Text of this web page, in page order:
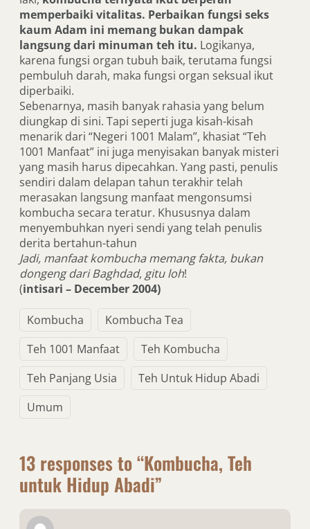
memperbaiki vitalitas. Perbaikan fungsi seks
kaum Adam ini memang bukan dampak
langsung dari minuman teh itu. Logikanya,
karena fungsi organ tubuh baik, terutama fungsi
pembuluh darah, maka fungsi organ seksual ikut
diperbaiki.
Sebenarnya, masih banyak rahasia yang belum
diungkap di sini. Tapi seperti juga kisah-kisah
menarik dari “Negeri 1001 Malam”, khasiat “Teh
1001 Manfaat” ini juga menyisakan banyak misteri
yang masih harus dipecahkan. Yang pasti, penulis
sendiri dalam delapan tahun terakhir telah
merasakan langsung manfaat mengonsumsi
kombucha secara teratur. Khususnya dalam
menyembuhkan nyeri sendi yang telah penulis
derita bertahun-tahun
Jadi, manfaat kombucha memang fakta, bukan
dongeng dari Baghdad, gitu loh!
(intisari – December 2004)
Kombucha
Kombucha Tea
Teh 1001 Manfaat
Teh Kombucha
Teh Panjang Usia
Teh Untuk Hidup Abadi
Umum
13 responses to “Kombucha, Teh
untuk Hidup Abadi”